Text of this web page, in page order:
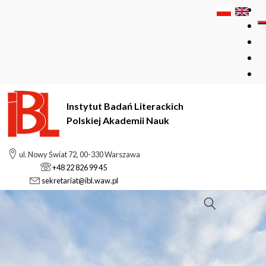
Instytut Badań Literackich
Polskiej Akademii Nauk
ul. Nowy Świat 72, 00-330 Warszawa
+48 22 826 99 45
sekretariat@ibl.waw.pl
Szukaj